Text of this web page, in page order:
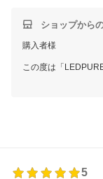
ショップから
購入者様
この度は「
5